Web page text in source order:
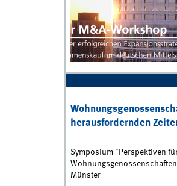
herausfordernden
Symposium "Perspektiven
Münster